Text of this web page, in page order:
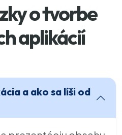
o tvorbe
aplikácií
a ako sa líši od